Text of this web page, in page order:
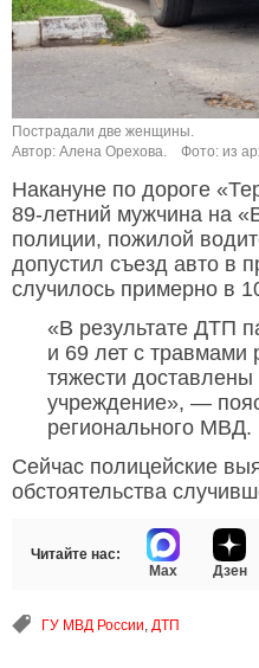
Пострадали две женщины.
Автор: Алена Орехова.
Фото: из
Накануне по дороге
89-летний мужчина на
полиции, пожилой
допустил съезд авто в
случилось примерно в
«В результате ДТП
и 69 лет с травмами
тяжести
учреждение», —
регионального МВД.
Сейчас полицейские
обстоятельства
Читайте нас:
Max
Дзен
ГУ МВД России, ДТП